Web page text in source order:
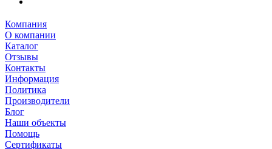
Компания
О компании
Каталог
Отзывы
Контакты
Информация
Политика
Производители
Блог
Наши объекты
Помощь
Сертификаты